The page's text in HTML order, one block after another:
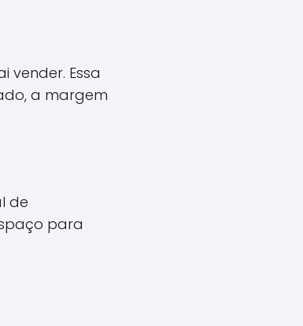
vender. Essa
a margem
de
para